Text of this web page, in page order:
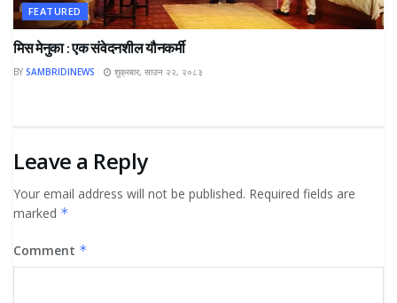
FEATURED
मिस मेनुका : एक संवेदनशील यौनकर्मी
BY SAMBRIDINEWS शुक्रबार, साउन २२, २०८३
Leave a Reply
Your email address will not be published. Required fields are
marked *
Comment *